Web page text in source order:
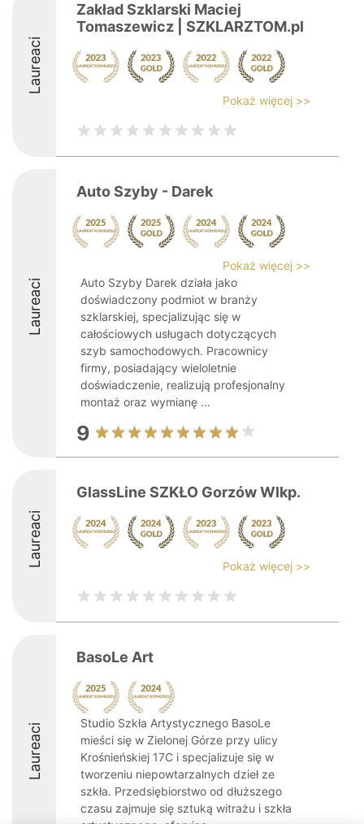
Laureaci
Zakład Szklarski Maciej
Tomaszewicz | SZKLARZTOM.pl
Pokaż więcej >>
Laureaci
Auto Szyby - Darek
Pokaż więcej >>
Auto Szyby Darek działa jako
doświadczony podmiot w branży
szklarskiej, specjalizując się w
całościowych usługach dotyczących
szyb samochodowych. Pracownicy
firmy, posiadający wieloletnie
doświadczenie, realizują profesjonalny
montaż oraz wymianę ...
9
Laureaci
GlassLine SZKŁO Gorzów Wlkp.
Pokaż więcej >>
Laureaci
BasoLe Art
Studio Szkła Artystycznego BasoLe
mieści się w Zielonej Górze przy ulicy
Krośnieńskiej 17C i specjalizuje się w
tworzeniu niepowtarzalnych dzieł ze
szkła. Przedsiębiorstwo od dłuższego
czasu zajmuje się sztuką witrażu i szkła